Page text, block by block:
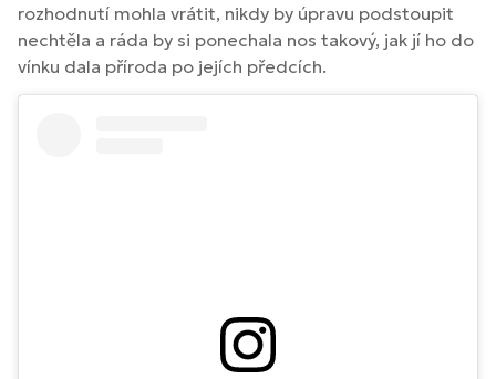
rozhodnutí mohla vrátit, nikdy by úpravu podstoupit
nechtěla a ráda by si ponechala nos takový, jak jí ho do
vínku dala příroda po jejích předcích.